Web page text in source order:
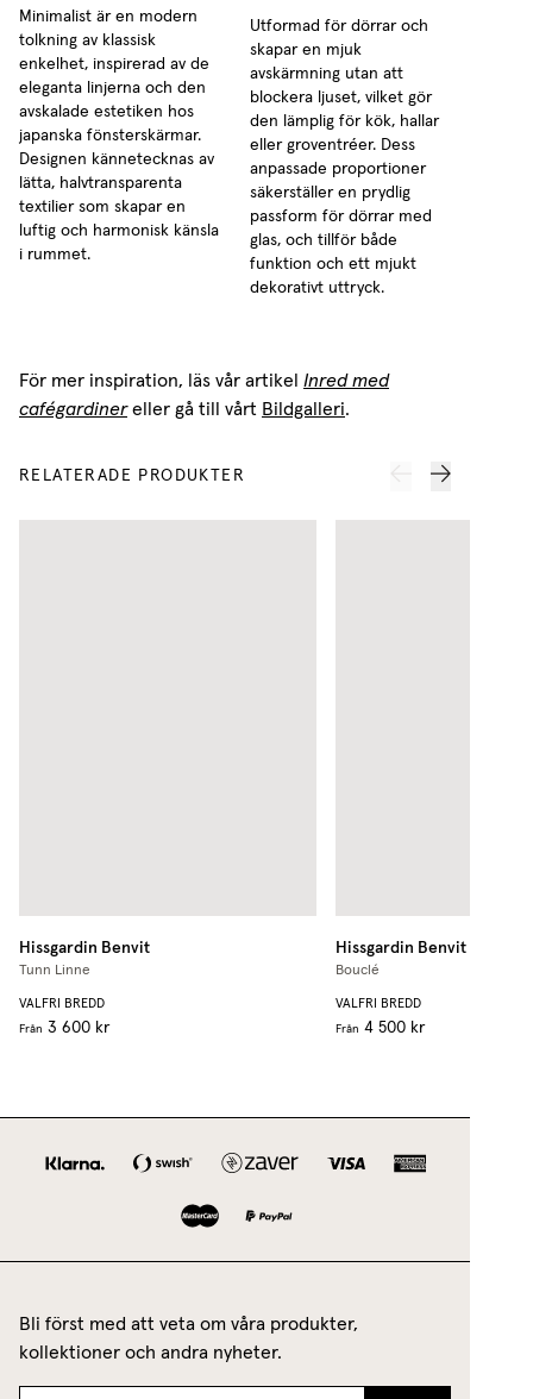
Minimalist är en modern
tolkning av klassisk
enkelhet, inspirerad av de
eleganta linjerna och den
avskalade estetiken hos
japanska fönsterskärmar.
Designen kännetecknas av
lätta, halvtransparenta
textilier som skapar en
luftig och harmonisk känsla
i rummet.
Utformad för dörrar och
skapar en mjuk
avskärmning utan att
blockera ljuset, vilket gör
den lämplig för kök, hallar
eller groventréer. Dess
anpassade proportioner
säkerställer en prydlig
passform för dörrar med
glas, och tillför både
funktion och ett mjukt
dekorativt uttryck.
För mer inspiration, läs vår artikel Inred med
cafégardinereller gå till vårt Bildgalleri.
RELATERADE PRODUKTER
Hissgardin Benvit
Tunn Linne
VALFRI BREDD
Från 3 600 kr
Hissgardin Benvit
Bouclé
VALFRI BREDD
Från 4 500 kr
Bli först med att veta om våra produkter,
kollektioner och andra nyheter.